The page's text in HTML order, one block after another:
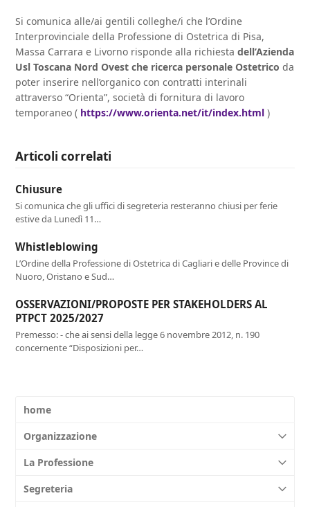
Si comunica alle/ai gentili colleghe/i che l’Ordine
Interprovinciale della Professione di Ostetrica di Pisa,
Massa Carrara e Livorno risponde alla richiestadell’Azienda
Usl Toscana Nord Ovest che ricerca personale Ostetrico da
poter inserire nell’organico con contratti interinali
attraverso “Orienta”, società di fornitura di lavoro
temporaneo ( https://www.orienta.net/it/index.html )
Articoli correlati
Chiusure
Si comunica che gli uffici di segreteria resteranno chiusi per ferie
estive da Lunedì 11…
Whistleblowing
L’Ordine della Professione di Ostetrica di Cagliari e delle Province di
Nuoro, Oristano e Sud…
OSSERVAZIONI/PROPOSTE PER STAKEHOLDERS AL
PTPCT 2025/2027
Premesso: - che ai sensi della legge 6 novembre 2012, n. 190
concernente “Disposizioni per…
home
Organizzazione
La Professione
Segreteria